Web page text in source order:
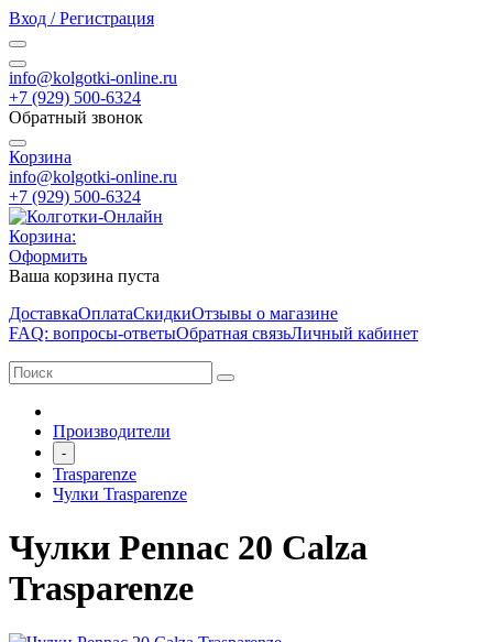
Вход / Регистрация
info@kolgotki-online.ru
+7 (929) 500-6324
Обратный звонок
Корзина
info@kolgotki-online.ru
+7 (929) 500-6324
Корзина:
Оформить
Ваша корзина пуста
ДоставкаОплатаСкидкиОтзывы о магазине
FAQ: вопросы-ответыОбратная связьЛичный кабинет
Производители
-
Trasparenze
Чулки Trasparenze
Чулки Pennac 20 Calza
Trasparenze